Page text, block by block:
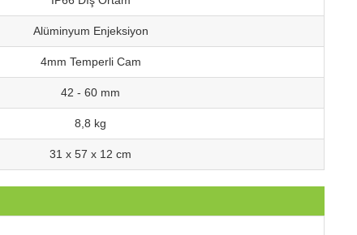
Alüminyum Enjeksiyon
4mm Temperli Cam
42 - 60 mm
8,8 kg
31 x 57 x 12 cm